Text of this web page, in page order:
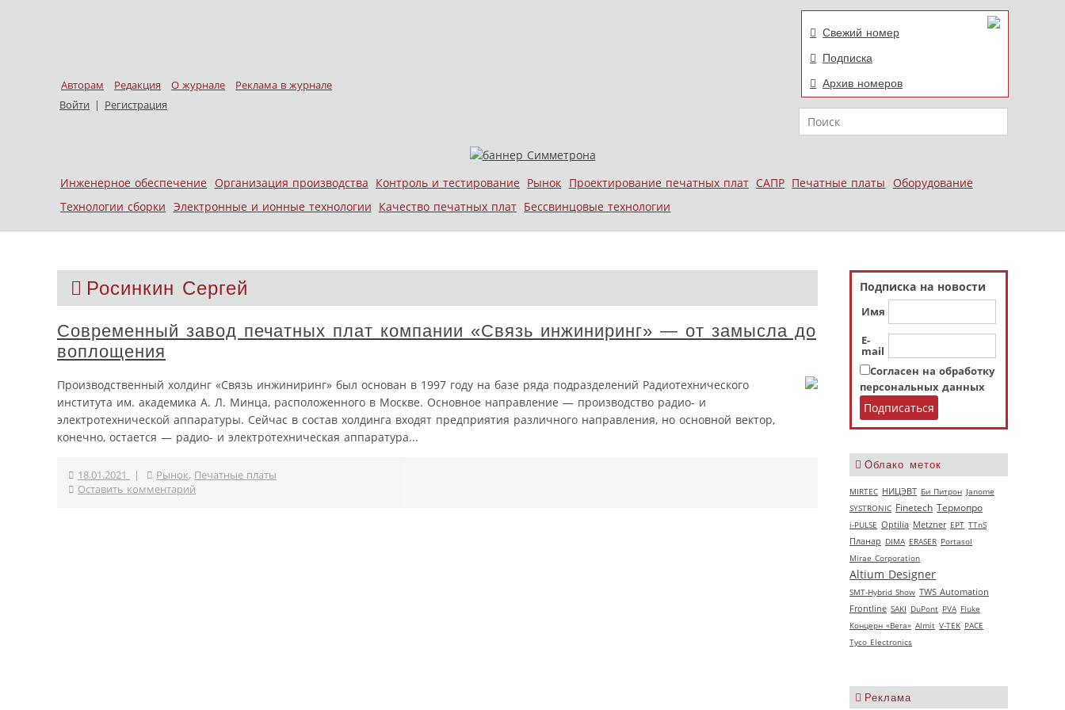
Авторам Редакция О журнале
Реклама в журнале
Войти | Регистрация
Свежий номер
Подписка
Архив номеров
Поиск
Меню
Skip to content
Инженерное обеспечение Организация производства Контроль и тестирование Рынок Проектирование печатных плат САПР Печатные платы
Оборудование
Технологии сборки Электронные и ионные технологии Качество печатных плат Бессвинцовые технологии
Подписка на новости
Имя
E-
mail
Согласен на обработку
персональных данных
Облако меток
MIRTEC НИЦЭВТ Би Питрон Janome
SYSTRONIC Finetech Термопро
i-PULSE Optilia Metzner EPT TTnS
Планар DIMA ERASER Portasol
Mirae Corporation
Altium Designer
SMT-Hybrid Show TWS Automation
Frontline SAKI DuPont PVA Fluke
Концерн «Вега» Almit V‑TEK РАСЕ
Tyco Electronics
Реклама
Росинкин Сергей
Современный завод печатных плат компании «Связь инжиниринг» — от замысла до
воплощения
Производственный холдинг «Связь инжиниринг» был основан в 1997 году на базе ряда подразделений Радиотехнического
института им. академика А. Л. Минца, расположенного в Москве. Основное направление — производство радио- и
электротехнической аппаратуры. Сейчас в состав холдинга входят предприятия различного направления, но основной вектор,
конечно, остается — радио- и электротехническая аппаратура...
18.01.2021 | Рынок, Печатные платы
Оставить комментарий